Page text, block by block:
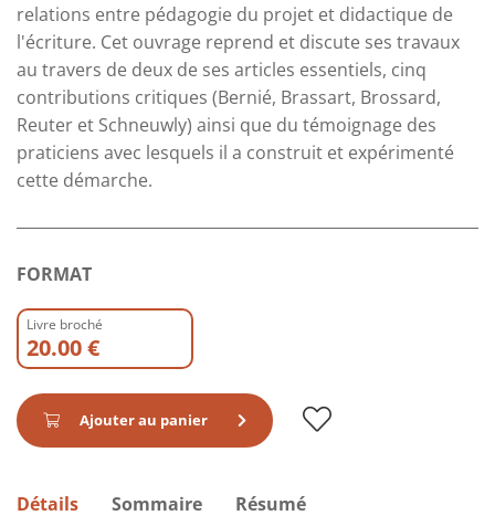
relations entre pédagogie du projet et didactique de
l'écriture. Cet ouvrage reprend et discute ses travaux
au travers de deux de ses articles essentiels, cinq
contributions critiques (Bernié, Brassart, Brossard,
Reuter et Schneuwly) ainsi que du témoignage des
praticiens avec lesquels il a construit et expérimenté
cette démarche.
FORMAT
Livre broché
20.00 €
Ajouter au panier
Détails Sommaire Résumé